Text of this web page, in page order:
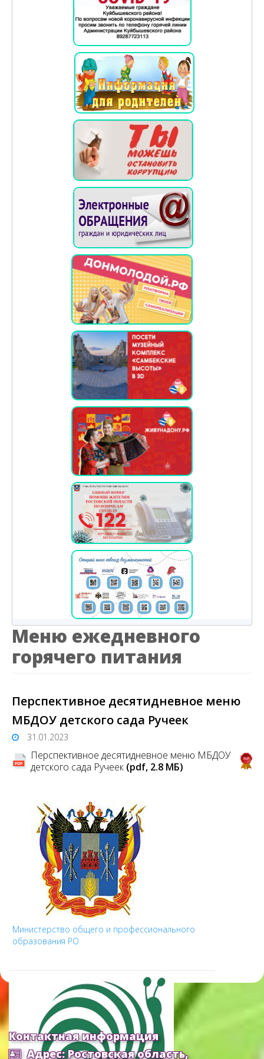
Меню ежедневного
горячего питания
Перспективное десятидневное меню
МБДОУ детского сада Ручеек
31.01.2023
Перспективное десятидневное меню МБДОУ
детского сада Ручеек (pdf, 2.8 MБ)
Министерство общего и профессионального
образования РО
Контактная информация
Адрес: Ростовская область,